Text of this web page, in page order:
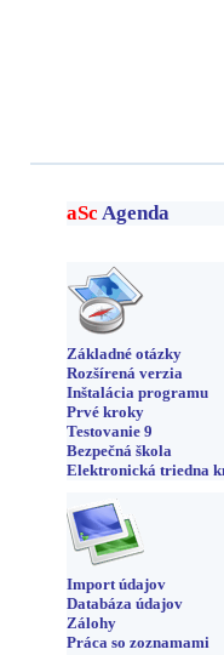
aSc Agenda
Základné otázky
Rozšírená verzia
Inštalácia programu
Prvé kroky
Testovanie 9
Bezpečná škola
Elektronická triedna
Import údajov
Databáza údajov
Zálohy
Práca so zoznamami